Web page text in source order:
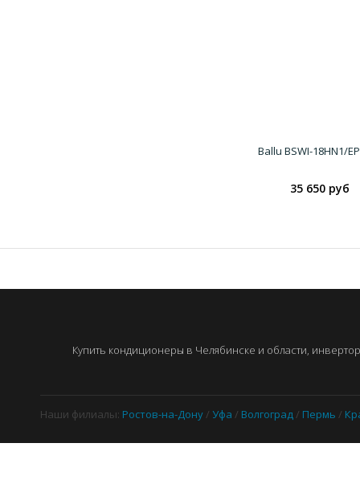
Ballu BSWI-18HN1/
35 650 руб
Купить кондиционеры в Челябинске и области,
Наши филиалы: Ростов-на-Дону/ Уфа / Волгоград/ Пермь /